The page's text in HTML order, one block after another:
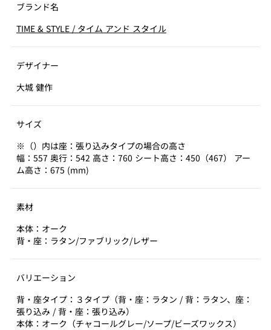
ブランド名
TIME & STYLE / タイム アンド スタイル
デザイナー
大城 健作
サイズ
※（）内は座：張り込みタイプの場合の高さ
幅：557 奥行：542 高さ：760 シート高さ：450（467） アー
ム高さ：675 (mm)
素材
本体：オーク
背・座：ラタン/ファブリック/レザー
バリエーション
背・座タイプ：３タイプ（背・座：ラタン / 背：ラタン、座：
張り込み / 背・座：張り込み）
本体：オーク（チャコールグレー/ソープ/ビーズワックス）